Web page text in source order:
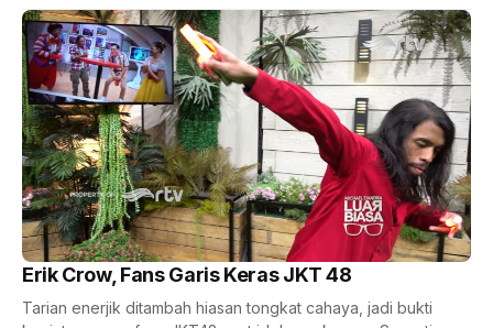
Erik Crow, Fans Garis Keras JKT 48
Tarian enerjik ditambah hiasan tongkat cahaya, jadi bukti